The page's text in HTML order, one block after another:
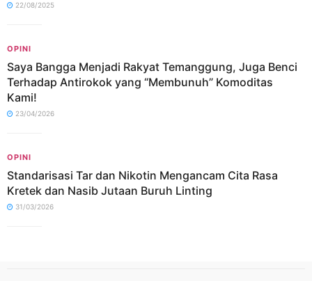
22/08/2025
OPINI
Saya Bangga Menjadi Rakyat Temanggung, Juga Benci
Terhadap Antirokok yang “Membunuh” Komoditas
Kami!
23/04/2026
OPINI
Standarisasi Tar dan Nikotin Mengancam Cita Rasa
Kretek dan Nasib Jutaan Buruh Linting
31/03/2026